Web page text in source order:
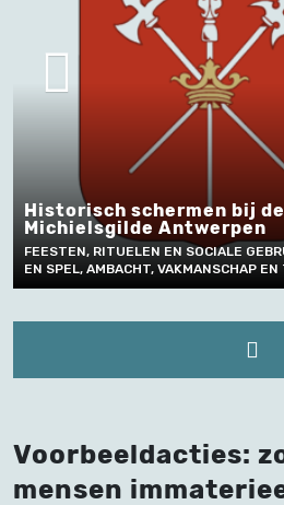
Sint-
SPORT
TECHNIEK
Mexicaanse
MUZIEK EN
SOCIALE GEBRUIKEN
Voorbeeldacties:
mensen